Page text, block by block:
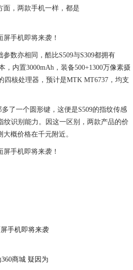
面，两款手机一样，都是
数亦相同，酷比S509与S309都拥有
，内置3000mAh，装备500+1300万像素摄
四核处理器，预计是MTK MT6737，均支
了一个圆形键，这便是S509的指纹传感
纹识别能力。因这一区别，两款产品的价
概价格在千元附近。
手机即将来袭
商城 疑因为